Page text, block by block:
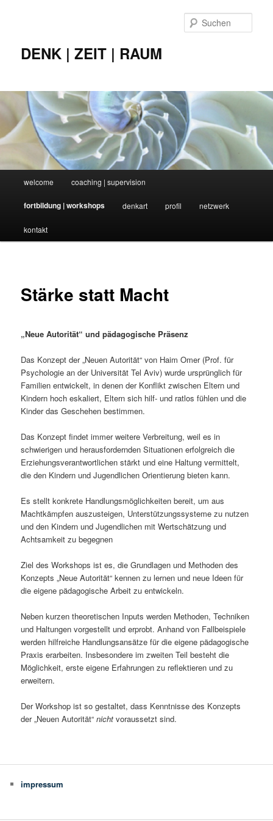
DENK | ZEIT | RAUM
welcome coaching | supervision
fortbildung | workshops denkart profil netzwerk
kontakt
Stärke statt Macht
„Neue Autorität“ und pädagogische Präsenz
Das Konzept der „Neuen Autorität“ von Haim Omer (Prof. für
Psychologie an der Universität Tel Aviv) wurde ursprünglich für
Familien entwickelt, in denen der Konflikt zwischen Eltern und
Kindern hoch eskaliert, Eltern sich hilf- und ratlos fühlen und die
Kinder das Geschehen bestimmen.
Das Konzept findet immer weitere Verbreitung, weil es in
schwierigen und herausfordernden Situationen erfolgreich die
Erziehungsverantwortlichen stärkt und eine Haltung vermittelt,
die den Kindern und Jugendlichen Orientierung bieten kann.
Es stellt konkrete Handlungsmöglichkeiten bereit, um aus
Machtkämpfen auszusteigen, Unterstützungssysteme zu nutzen
und den Kindern und Jugendlichen mit Wertschätzung und
Achtsamkeit zu begegnen
Ziel des Workshops ist es, die Grundlagen und Methoden des
Konzepts „Neue Autorität“ kennen zu lernen und neue Ideen für
die eigene pädagogische Arbeit zu entwickeln.
Neben kurzen theoretischen Inputs werden Methoden, Techniken
und Haltungen vorgestellt und erprobt. Anhand von Fallbeispiele
werden hilfreiche Handlungsansätze für die eigene pädagogische
Praxis erarbeiten. Insbesondere im zweiten Teil besteht die
Möglichkeit, erste eigene Erfahrungen zu reflektieren und zu
erweitern.
Der Workshop ist so gestaltet, dass Kenntnisse des Konzepts
der „Neuen Autorität“nichtvoraussetzt sind.
impressum